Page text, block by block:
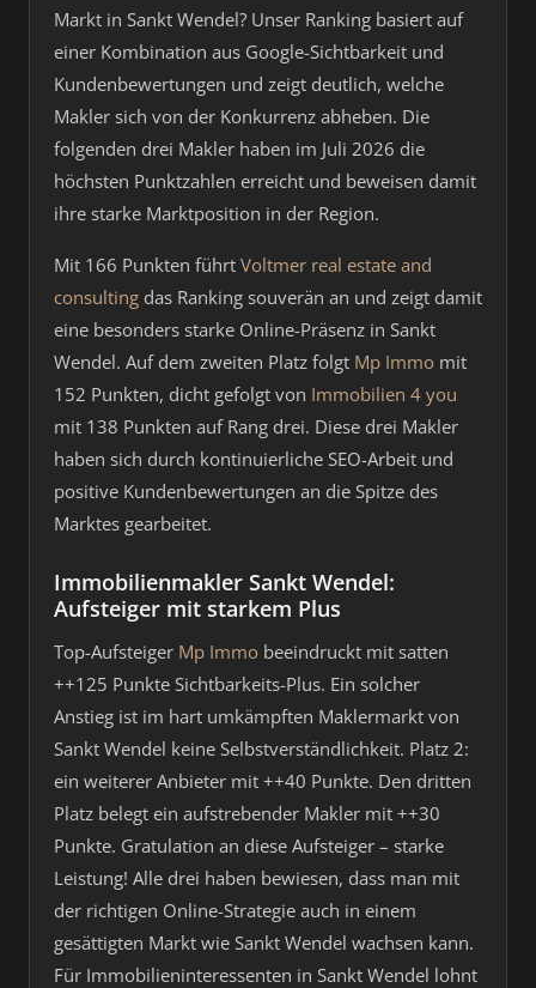
Markt in Sankt Wendel? Unser Ranking basiert auf
einer Kombination aus Google-Sichtbarkeit und
Kundenbewertungen und zeigt deutlich, welche
Makler sich von der Konkurrenz abheben. Die
folgenden drei Makler haben im Juli 2026 die
höchsten Punktzahlen erreicht und beweisen damit
ihre starke Marktposition in der Region.
Mit 166 Punkten führt Voltmer real estate and
consulting das Ranking souverän an und zeigt damit
eine besonders starke Online-Präsenz in Sankt
Wendel. Auf dem zweiten Platz folgt Mp Immo mit
152 Punkten, dicht gefolgt von Immobilien 4 you
mit 138 Punkten auf Rang drei. Diese drei Makler
haben sich durch kontinuierliche SEO-Arbeit und
positive Kundenbewertungen an die Spitze des
Marktes gearbeitet.
Immobilienmakler Sankt Wendel:
Aufsteiger mit starkem Plus
Top-Aufsteiger Mp Immo beeindruckt mit satten
++125 Punkte Sichtbarkeits-Plus. Ein solcher
Anstieg ist im hart umkämpften Maklermarkt von
Sankt Wendel keine Selbstverständlichkeit. Platz 2:
ein weiterer Anbieter mit ++40 Punkte. Den dritten
Platz belegt ein aufstrebender Makler mit ++30
Punkte. Gratulation an diese Aufsteiger – starke
Leistung! Alle drei haben bewiesen, dass man mit
der richtigen Online-Strategie auch in einem
gesättigten Markt wie Sankt Wendel wachsen kann.
Für Immobilieninteressenten in Sankt Wendel lohnt